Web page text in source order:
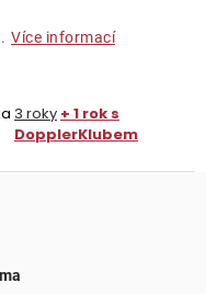
Více informací
3 roky + 1 rok s
DopplerKlubem